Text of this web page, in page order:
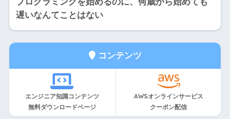
プログラミングを始めるのに、何歳から始めても
遅いなんてことはない
コンテンツ
エンジニア知識コンテンツ
無料ダウンロードページ
AWSオンラインサービス
クーポン配信